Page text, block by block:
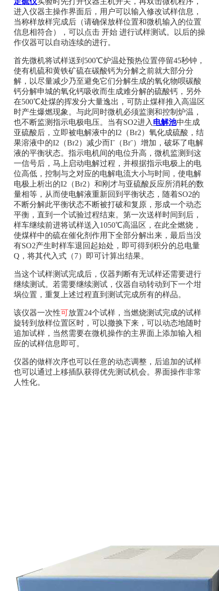
进入仪器主操作界面后，用户可以输入修改试样信息，
当称样放样完成后（请确保放样位置和微机输入的位置
信息相符合），可以点击 开始 进行试样测试。以后的操
作仪器可以自动连续的进行。
首先微机将试样送到500℃炉温处预热位置停留45秒钟，
使有机硫和黄铁矿硫在碳酸钙为分解之前就大部分分
解，以尽量减少乃至避免它们分解生成的氧化物呗碳酸
钙分解申城的氧化钙吸收而生成难分解的硫酸钙，另外
在500℃处煤的挥发分大量逸出，可防止煤样推入高温区
时产生爆燃现象。与此同时微机必须监测和控制炉温，
也不断监测指示电极电压。当有SO2进入 电解池中生成
亚硫酸后，立即被电解液中的I2（Br2）氧化成硫酸，结
果溶液中的I2（Br2）减少而Iˉ（Brˉ）增加，破坏了电解
液的平衡状态。指示电机间的电位升高，微机监测到这
一信号后，马上启动电解过程，并根据指示电极上的电
位高低，控制与之对应的电解电流大小与时间，使电解
电极上析出的I2（Br2）和刚才与亚硫酸反应所消耗的数
量相等，从而使电解液重新回到平衡状态，随着SO2的
不断分解此平衡状态不断被打破和复原，形成一个动态
平衡，直到一个试验过程结束。第一次送样时间到后，
样车继续前进将试样送入1050℃高温区，在此全燃烧，
使煤样中的硫在催化剂作用下全部分解出来，最后当没
有SO2产生时样车退回起始处，即可得到积分的总电量
Q，将其代入式（7）即可计算出结果。
当这个试样测试完成后，仪器判断有无试样还需要进行
继续测试。若需要继续测试，仪器自动转动到下一个坩
埚位置，重复上述过程直到测试完成所有的样品。
该仪器一次性可放置24个试样，当燃烧测试完成的试样
旋转到放样位置区时，可以撤换下来，可以动态地随时
追加试样，当然需要在微机操作的主界面上添加输入相
应的试样信息即可。
仪器的做样次序也可以任意的动态调整，后追加的试样
也可以通过上移插队获得优先测试机会。界面操作非常
人性化。